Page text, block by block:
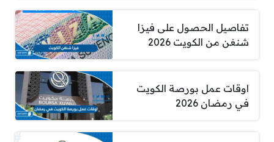
تفاصيل الحصول على فيزا
شنغن من الكويت 2026
اوقات عمل بورصة الكويت
في رمضان 2026